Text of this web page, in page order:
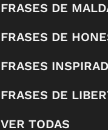
FRASES DE
FRASES DE
FRASES
FRASES DE
VER TODAS